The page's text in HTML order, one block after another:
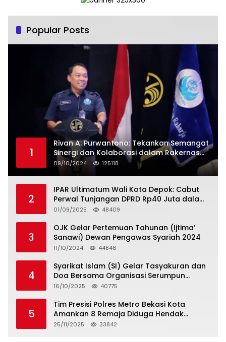
Popular Posts
1
Rivan A. Purwantono: Tekankan Semangat
Sinergi dan Kolaborasi dalam Rakernas
Serikat Pekerja Jasa Raharja
09/10/2024 125118
2
IPAR Ultimatum Wali Kota Depok: Cabut
Perwal Tunjangan DPRD Rp40 Juta dalam
5 Hari atau Hadapi Aksi Rakyat
01/09/2025 48409
3
OJK Gelar Pertemuan Tahunan (Ijtima’
Sanawi) Dewan Pengawas Syariah 2024
11/10/2024 44846
4
Syarikat Islam (SI) Gelar Tasyakuran dan
Doa Bersama Organisasi Serumpun
Syarikat Islam Doa
16/10/2025 40775
5
Tim Presisi Polres Metro Bekasi Kota
Amankan 8 Remaja Diduga Hendak
Tawuran
25/11/2025 33842